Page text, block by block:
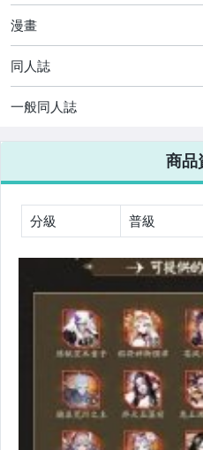
玩具、模型與公仔
男性精品與服飾
女裝與服飾配件
偶像、球員卡與郵幣
漫畫
同人誌
一般同人誌
商品
分級 普級